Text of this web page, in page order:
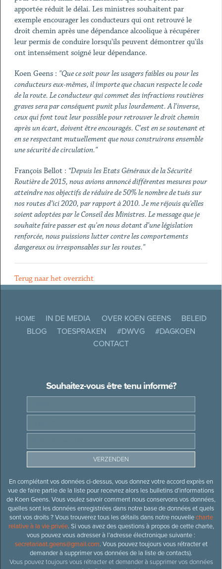
apportée réduit le délai. Les ministres souhaitent par
exemple encourager les conducteurs qui ont retrouvé le
droit chemin après une dépendance alcoolique à récupérer
leur permis de conduire lorsqu'ils peuvent démontrer qu'ils
ont intensément soigné leur dépendance.
Koen Geens : "Que ce soit pour les usagers faibles ou pour les
conducteurs eux-mêmes, il importe que chacun respecte le code
de la route. Le conducteur qui commet des infractions routières
graves sera par conséquent punit plus lourdement. A l'inverse,
ceux qui font tout leur possible pour retrouver le droit chemin
après un écart, doivent être encouragés. C'est en se soutenant et
en se respectant mutuellement que nous construirons ensemble
une sécurité de circulation."
François Bellot : “Depuis les Etats Généraux de la Sécurité
Routière de 2015, nous avions annoncé différentes mesures pour
atteindre nos objectifs de réduire de 50% le nombre de tués sur
nos routes d’ici 2020, par rapport à 2010. Je me réjouis qu’elles
soient adoptées par le Conseil des Ministres. Le message que je
souhaite faire passer est qu'en nous dotant d’une législation
renforcée, nous puissions lutter contre les comportements
dangereux ou irresponsables sur les routes."
Terug naar het overzicht
HOME IN DE MEDIA OVER KOEN GEENS
BELEID
BLOG
TOESPRAKEN #DWVG
#DAGKOEN
CONTACT
Souhaitez-vous être tenu informé?
En complétant vos données ci-dessus, vous donnez votre accord exprès en
vue de faire partie de la liste pour recevrez alors les bulletins d’informations
de Koen Geens. Vous voulez savoir comment nous conservons vos données,
quelles sont les données enregistrées dans notre base de données et quels
sont vos droits ? Vous trouverez tous les détails dans notre nouvellecharte
relative à la vie privée. Si vous avez des questions à propos de cette charte,
vous pouvez vous adresser à l’adresse électronique suivante :
secretariaat.geens@gmail.com. Vous pouvez toujours vous rétracter et
demander à supprimer vos données de la liste de contacts).
Vous pouvez toujours vous rétracter et demander à supprimer vos données